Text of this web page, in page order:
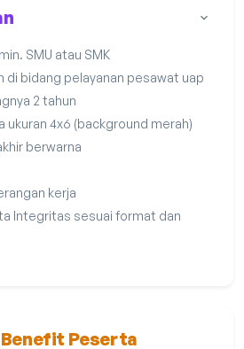
SMU atau SMK
di bidang pelayanan pesawat uap
2 tahun
ukuran 4x6 (background merah)
berwarna
kerja
Integritas sesuai format dan
Peserta